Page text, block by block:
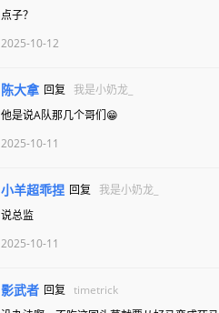
点子？
2025-10-12
陈大拿 回复
我是小奶龙_
他是说A队那几个哥们😁
2025-10-11
小羊超乖捏 回复
我是小奶龙_
说总监
2025-10-11
影武者 回复 timetrick